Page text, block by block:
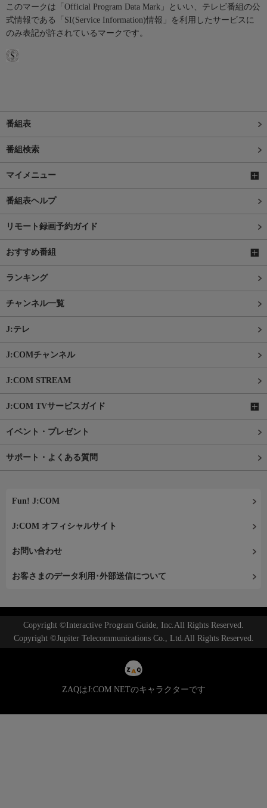
このマークは「Official Program Data Mark」といい、テレビ番組の公
式情報である「SI(Service Information)情報」を利用したサービスに
のみ表記が許されているマークです。
番組表
番組検索
マイメニュー
番組表ヘルプ
リモート録画予約ガイド
おすすめ番組
ランキング
チャンネル一覧
J:テレ
J:COMチャンネル
J:COM STREAM
J:COM TVサービスガイド
イベント・プレゼント
サポート・よくある質問
Fun! J:COM
J:COM オフィシャルサイト
お問い合わせ
お客さまのデータ利用･外部送信について
Copyright ©Interactive Program Guide, Inc.All Rights Reserved.
Copyright ©Jupiter Telecommunications Co., Ltd.All Rights Reserved.
ZAQはJ:COM NETのキャラクターです